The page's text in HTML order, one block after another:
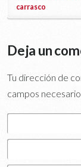
carrasco
Deja un
Tu dirección de
campos